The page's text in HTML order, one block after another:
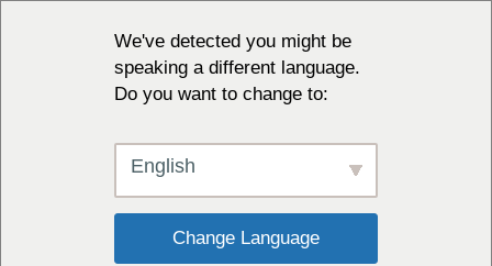
We've detected you might be
speaking a different language.
Do you want to change to:
English
Change Language